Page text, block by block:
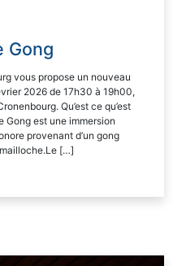
Gong
vous propose un nouveau
2026 de 17h30 à 19h00,
Qu’est ce qu’est
Gong est une immersion
provenant d’un gong
[…]